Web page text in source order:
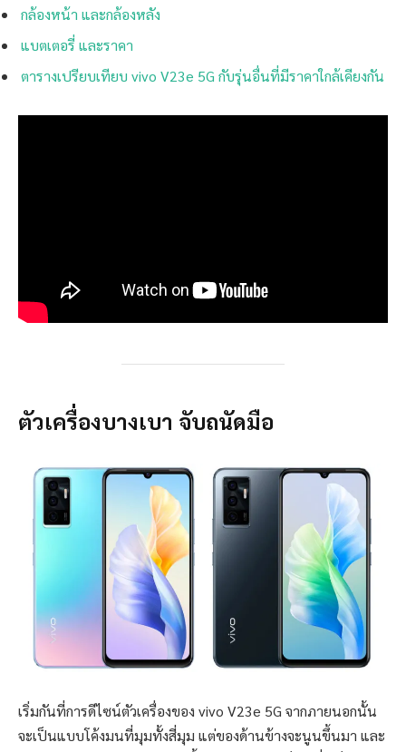
กล้องหน้า และกล้องหลัง
แบตเตอรี่ และราคา
ตารางเปรียบเทียบ vivo V23e 5G กับรุ่นอื่นที่มีราคาใกล้เคียงกัน
ตัวเครื่องบางเบา จับถนัดมือ
เริ่มกันที่การดีไซน์ตัวเครื่องของ vivo V23e 5G จากภายนอกนั้น
จะเป็นแบบโค้งมนที่มุมทั้งสี่มุม แต่ของด้านข้างจะนูนขึ้นมา และ